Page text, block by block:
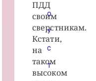
ПДД
своим
сверстникам.
Кстати,
на
таком
высоком
О
У
С
Т